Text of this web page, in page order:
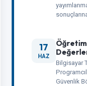
17
HAZ
Bilgisayar
Güvenlik